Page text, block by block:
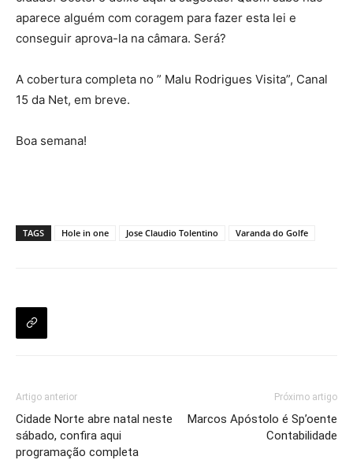
aparece alguém com coragem para fazer esta lei e
conseguir aprova-la na câmara. Será?
A cobertura completa no ” Malu Rodrigues Visita”, Canal
15 da Net, em breve.
Boa semana!
TAGS Hole in one Jose Claudio Tolentino Varanda do Golfe
Artigo anterior
Cidade Norte abre natal neste
sábado, confira aqui
programação completa
Próximo artigo
Marcos Apóstolo é Sp’oente
Contabilidade